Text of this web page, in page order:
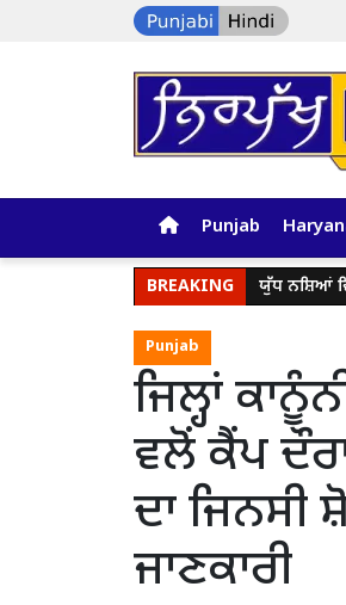
Punjab
BREAKINGਯੁੱਧ ਨਸ਼ਿਆਂ ਵਿਰੁੱਧ’ ਨੂੰ
Punjab
ਜਿਲ੍ਹਾਂ
ਵਲੋਂ ਕੈਂਪ
ਦਾ
ਜਾਣਕਾਰੀ